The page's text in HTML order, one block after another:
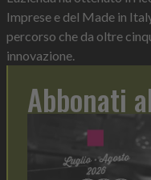
Imprese e del Made in
percorso che da oltre
innovazione.
Abbonati